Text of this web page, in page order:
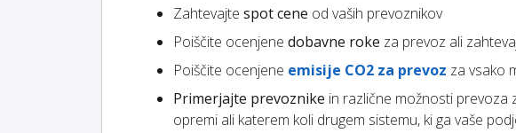
Zahtevajte spot cene od vaših prevoznikov
Poiščite ocenjene dobavne roke za prevoz ali
Poiščite ocenjene emisije CO2 za prevoz za vsako
Primerjajte prevoznike in različne možnosti prevoza
opremi ali katerem koli drugem sistemu, ki ga vaše